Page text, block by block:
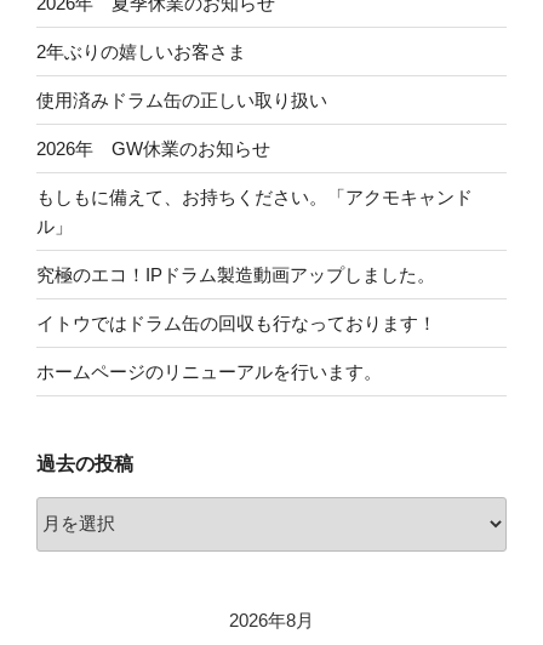
ョ
ン
2年ぶりの嬉しいお客さま
使用済みドラム缶の正しい取り扱い
2026年 GW休業のお知らせ
もしもに備えて、お持ちください。「アクモキャンド
ル」
究極のエコ！IPドラム製造動画アップしました。
イトウではドラム缶の回収も行なっております！
ホームページのリニューアルを行います。
過去の投稿
去
2026年8月